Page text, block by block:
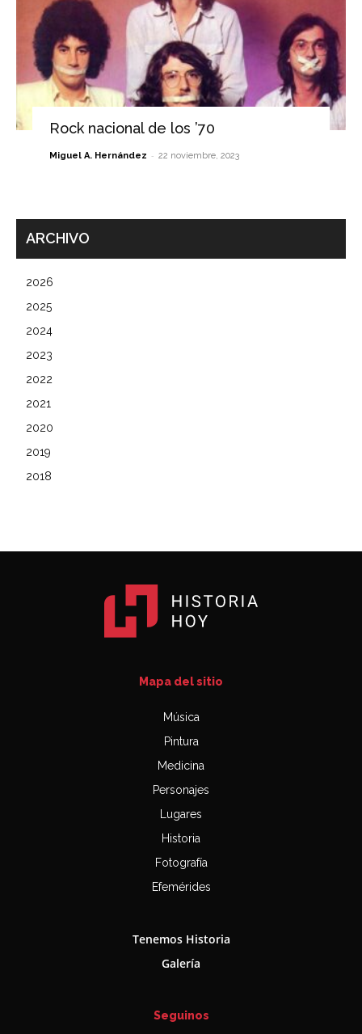
Rock nacional de los ’70
Miguel A. Hernández - 22 noviembre, 2023
ARCHIVO
2026
2025
2024
2023
2022
2021
2020
2019
2018
Mapa del sitio
Música
Pintura
Medicina
Personajes
Lugares
Historia
Fotografía
Efemérides
Tenemos Historia
Galería
Seguinos